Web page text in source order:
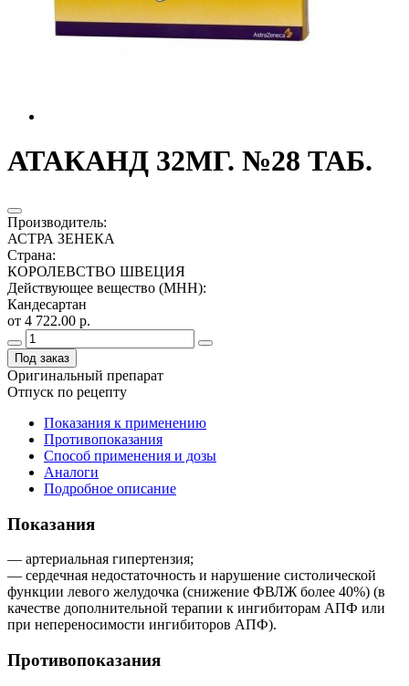
АТАКАНД 32МГ. №28 ТАБ.
Производитель:
АСТРА ЗЕНЕКА
Страна:
КОРОЛЕВСТВО ШВЕЦИЯ
Действующее вещество (МНН):
Кандесартан
от 4 722.00 р.
Под заказ
Оригинальный препарат
Отпуск по рецепту
Показания к применению
Противопоказания
Способ применения и дозы
Аналоги
Подробное описание
Показания
— артериальная гипертензия;
— сердечная недостаточность и нарушение систолической
функции левого желудочка (снижение ФВЛЖ более 40%) (в
качестве дополнительной терапии к ингибиторам АПФ или
при непереносимости ингибиторов АПФ).
Противопоказания